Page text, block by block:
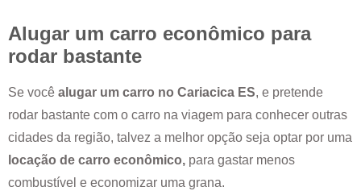
Alugar um carro econômico para
rodar bastante
Se você alugar um carro no Cariacica ES, e pretende
rodar bastante com o carro na viagem para conhecer outras
cidades da região, talvez a melhor opção seja optar por uma
locação de carro econômico, para gastar menos
combustível e economizar uma grana.